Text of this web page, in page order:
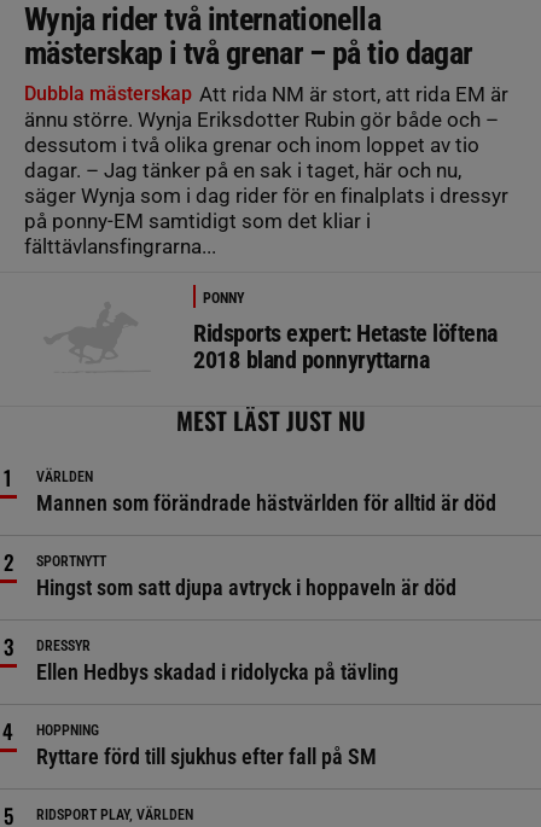
Wynja rider två internationella
mästerskap i två grenar – på tio dagar
Dubbla mästerskap Att rida NM är stort, att rida EM är
ännu större. Wynja Eriksdotter Rubin gör både och –
dessutom i två olika grenar och inom loppet av tio
dagar. – Jag tänker på en sak i taget, här och nu,
säger Wynja som i dag rider för en finalplats i dressyr
på ponny-EM samtidigt som det kliar i
fälttävlansfingrarna...
PONNY
Ridsports expert: Hetaste löftena
2018 bland ponnyryttarna
MEST LÄST JUST NU
VÄRLDEN
Mannen som förändrade hästvärlden för alltid är död
SPORTNYTT
Hingst som satt djupa avtryck i hoppaveln är död
DRESSYR
Ellen Hedbys skadad i ridolycka på tävling
HOPPNING
Ryttare förd till sjukhus efter fall på SM
RIDSPORT PLAY, VÄRLDEN